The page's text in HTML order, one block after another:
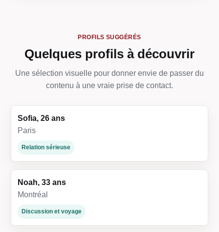
PROFILS SUGGÉRÉS
Quelques profils à découvrir
Une sélection visuelle pour donner envie de passer du
contenu à une vraie prise de contact.
Sofia, 26 ans
Paris
Relation sérieuse
Noah, 33 ans
Montréal
Discussion et voyage